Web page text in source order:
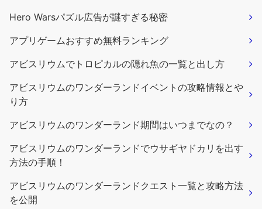
Hero Warsパズル広告が謎すぎる秘密
アプリゲームおすすめ無料ランキング
アビスリウムでトロピカルの隠れ魚の一覧と出し方
アビスリウムのワンダーランドイベントの攻略情報とや
り方
アビスリウムのワンダーランド期間はいつまでなの？
アビスリウムのワンダーランドでウサギヤドカリを出す
方法の手順！
アビスリウムのワンダーランドクエスト一覧と攻略方法
を公開